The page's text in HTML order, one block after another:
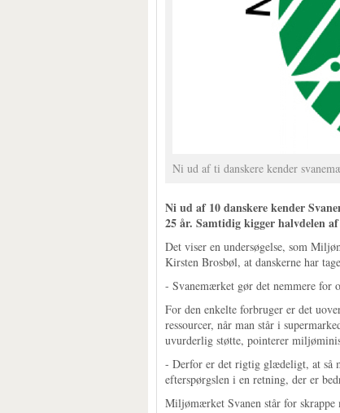
Ni ud af ti danskere kender
Ni ud af 10 danskere kender
25 år. Samtidig kigger halvdelen
Det viser en undersøgelse, som
Kirsten Brosbøl, at danskerne har
- Svanemærket gør det nemmere for
For den enkelte forbruger er det
ressourcer, når man står i
uvurderlig støtte, pointerer
- Derfor er det rigtig glædeligt, at så
efterspørgslen i en retning, der er
Miljømærket Svanen står for